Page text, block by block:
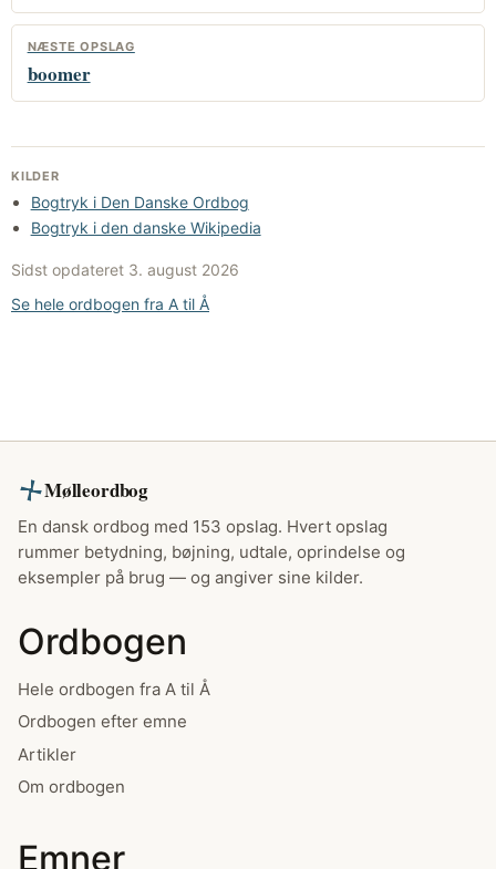
NÆSTE OPSLAG
boomer
KILDER
Bogtryk i Den Danske Ordbog
Bogtryk i den danske Wikipedia
Sidst opdateret 3. august 2026
Se hele ordbogen fra A til Å
Mølleordbog
En dansk ordbog med 153 opslag. Hvert opslag
rummer betydning, bøjning, udtale, oprindelse og
eksempler på brug — og angiver sine kilder.
Ordbogen
Hele ordbogen fra A til Å
Ordbogen efter emne
Artikler
Om ordbogen
Emner